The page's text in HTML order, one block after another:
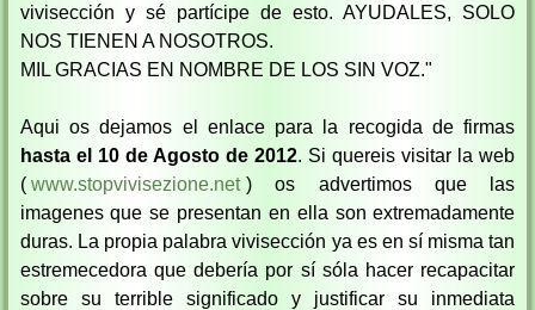
vivisección y sé partícipe de esto. AYUDALES, SOLO
NOS TIENEN A NOSOTROS.
MIL GRACIAS EN NOMBRE DE LOS SIN VOZ."
Aqui os dejamos el enlace para la recogida de firmas
hasta el 10 de Agosto de 2012. Si quereis visitar la web
( www.stopvivisezione.net ) os advertimos que las
imagenes que se presentan en ella son extremadamente
duras. La propia palabra vivisección ya es en sí misma tan
estremecedora que debería por sí sóla hacer recapacitar
sobre su terrible significado y justificar su inmediata